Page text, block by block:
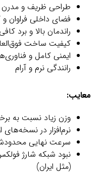
طراحی ظریف و مدرن
فضای داخلی فراوان و
راندمان بالا و برد
کیفیت ساخت
ایمنی کامل و
رانندگی نرم و آرام
معایب:
وزن زیاد نسبت به
نرم‌افزار در نسخه‌های
سرعت نهایی
نبود شبکه شارژ
(مثل ایران)